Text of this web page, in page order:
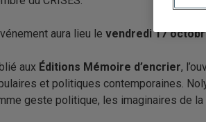
aura lieu le vendredi 17
aux Éditions Mémoire d’encrier,
et politiques contemporaines.
geste politique, les imaginaires de